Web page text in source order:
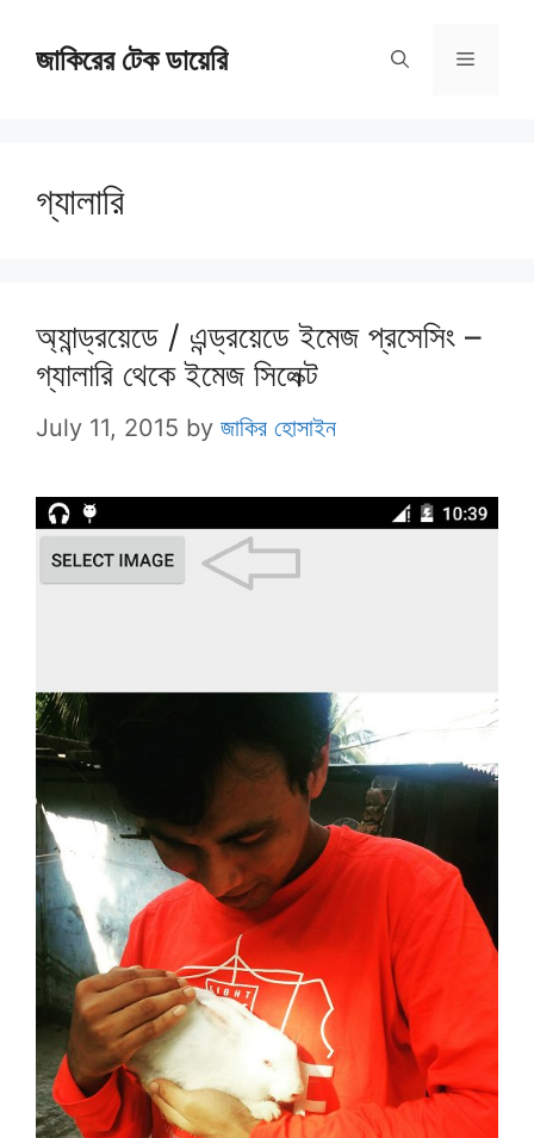
জাকিরের টেক ডায়েরি Menu
গ্যালারি
অ্যান্ড্রয়েডে / এন্ড্রয়েডে ইমেজ প্রসেসিং –
গ্যালারি থেকে ইমেজ সিলেক্ট
July 11, 2015 by জাকির হোসাইন